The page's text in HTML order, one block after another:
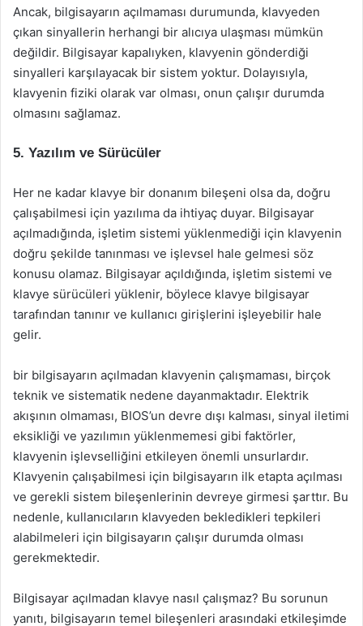
Ancak, bilgisayarın açılmaması durumunda, klavyeden
çıkan sinyallerin herhangi bir alıcıya ulaşması mümkün
değildir. Bilgisayar kapalıyken, klavyenin gönderdiği
sinyalleri karşılayacak bir sistem yoktur. Dolayısıyla,
klavyenin fiziki olarak var olması, onun çalışır durumda
olmasını sağlamaz.
5. Yazılım ve Sürücüler
Her ne kadar klavye bir donanım bileşeni olsa da, doğru
çalışabilmesi için yazılıma da ihtiyaç duyar. Bilgisayar
açılmadığında, işletim sistemi yüklenmediği için klavyenin
doğru şekilde tanınması ve işlevsel hale gelmesi söz
konusu olamaz. Bilgisayar açıldığında, işletim sistemi ve
klavye sürücüleri yüklenir, böylece klavye bilgisayar
tarafından tanınır ve kullanıcı girişlerini işleyebilir hale
gelir.
bir bilgisayarın açılmadan klavyenin çalışmaması, birçok
teknik ve sistematik nedene dayanmaktadır. Elektrik
akışının olmaması, BIOS’un devre dışı kalması, sinyal iletimi
eksikliği ve yazılımın yüklenmemesi gibi faktörler,
klavyenin işlevselliğini etkileyen önemli unsurlardır.
Klavyenin çalışabilmesi için bilgisayarın ilk etapta açılması
ve gerekli sistem bileşenlerinin devreye girmesi şarttır. Bu
nedenle, kullanıcıların klavyeden bekledikleri tepkileri
alabilmeleri için bilgisayarın çalışır durumda olması
gerekmektedir.
Bilgisayar açılmadan klavye nasıl çalışmaz? Bu sorunun
yanıtı, bilgisayarın temel bileşenleri arasındaki etkileşimde